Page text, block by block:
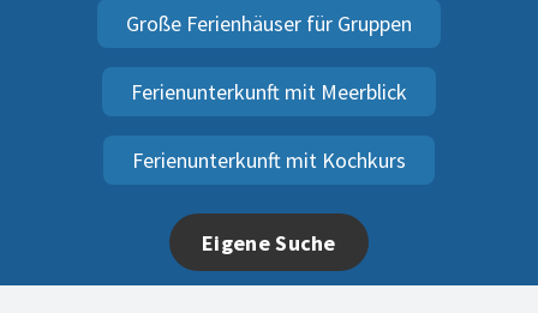
Große Ferienhäuser für Gruppen
Ferienunterkunft mit Meerblick
Ferienunterkunft mit Kochkurs
Eigene Suche